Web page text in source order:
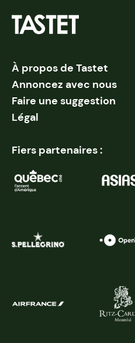
À propos de Tastet
Annoncez avec nous
Faire une suggestion
Légal
Fiers partenaires :